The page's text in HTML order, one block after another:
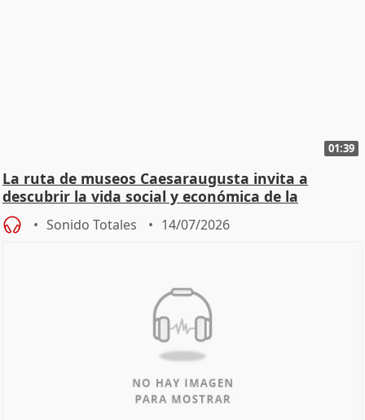
01:39
La ruta de museos Caesaraugusta invita a
descubrir la vida social y económica de la
Zaragoza ro
Sonido Totales 14/07/2026